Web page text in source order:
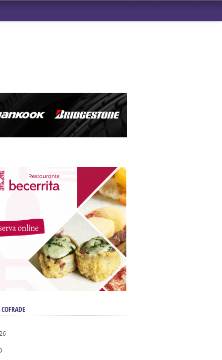
de San Benito